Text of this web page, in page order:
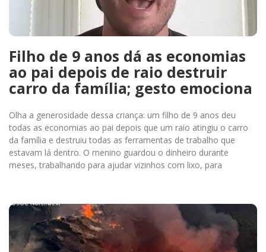
Filho de 9 anos dá as economias
ao pai depois de raio destruir
carro da família; gesto emociona
Olha a generosidade dessa criança: um filho de 9 anos deu
todas as economias ao pai depois que um raio atingiu o carro
da família e destruiu todas as ferramentas de trabalho que
estavam lá dentro. O menino guardou o dinheiro durante
meses, trabalhando para ajudar vizinhos com lixo, para